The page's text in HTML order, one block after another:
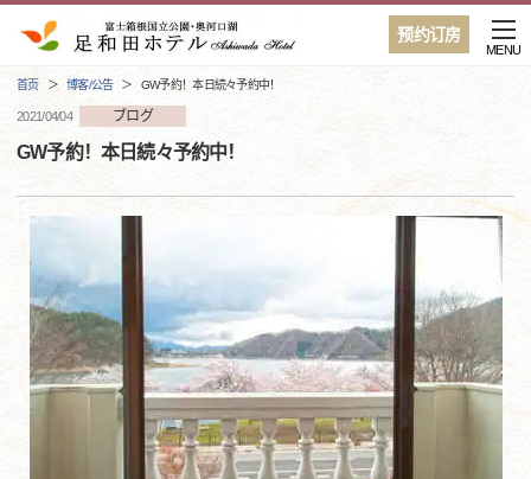
预约订房
MENU
首页 博客/公告 GW予約！本日続々予約中！
2021/04/04 ブログ
GW予約！本日続々予約中！